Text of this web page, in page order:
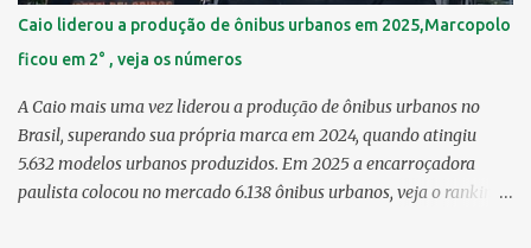
3,26 km² 17º Dois Unidos 3,12 km² 18...
Caio liderou a produção de ônibus urbanos em 2025,Marcopolo
ficou em 2° , veja os números
A Caio mais uma vez liderou a produção de ônibus urbanos no
Brasil, superando sua própria marca em 2024, quando atingiu
5.632 modelos urbanos produzidos. Em 2025 a encarroçadora
paulista colocou no mercado 6.138 ônibus urbanos, veja o ranking